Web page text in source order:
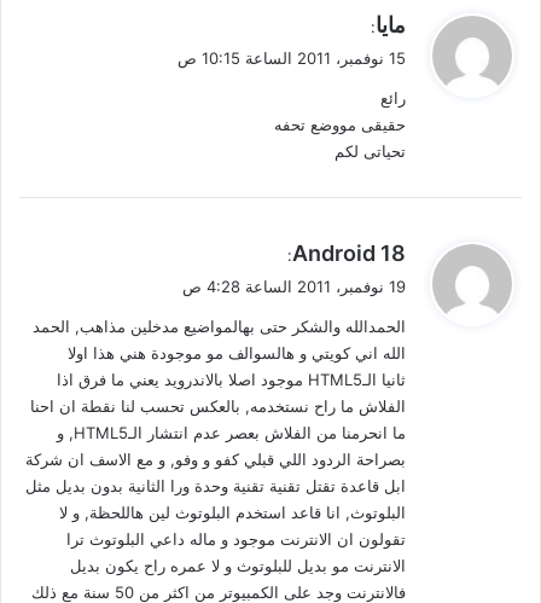
ل
مايا:
15 نوفمبر، 2011 الساعة 10:15 ص
رائع
حقيقى مووضع تحفه
تحياتى لكم
ي
ل
Android 18
:
19 نوفمبر، 2011 الساعة 4:28 ص
الحمدالله والشكر حتى بهالمواضيع مدخلين مذاهب, الحمد
الله اني كويتي و هالسوالف مو موجودة هني هذا اولا
ثانيا الـHTML5 موجود اصلا بالاندرويد يعني ما فرق اذا
الفلاش ما راح نستخدمه, بالعكس تحسب لنا نقطة ان احنا
ما انحرمنا من الفلاش بعصر عدم انتشار الـHTML5, و
بصراحة الردود اللي قبلي كفو و وفو, و مع الاسف ان شركة
ابل قاعدة تقتل تقنية تقنية وحدة ورا الثانية بدون بديل مثل
البلوتوث, انا قاعد استخدم البلوتوث لين هاللحظة, و لا
تقولون ان الانترنت موجود و ماله داعي البلوتوث ترا
الانترنت مو بديل للبلوتوث و لا عمره راح يكون بديل
فالانترنت وجد على الكمبيوتر من اكثر من 50 سنة مع ذلك